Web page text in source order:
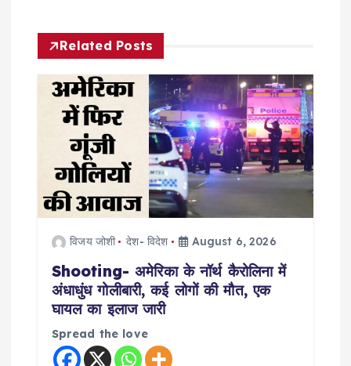
v
Related Posts
विजय जोशी देश- विदेश August 6, 2026
Shooting- अमेरिका के नॉर्थ कैरोलिना में
अंधाधुंध गोलीबारी, कई लोगों की मौत, एक
घायल का इलाज जारी
Spread the love